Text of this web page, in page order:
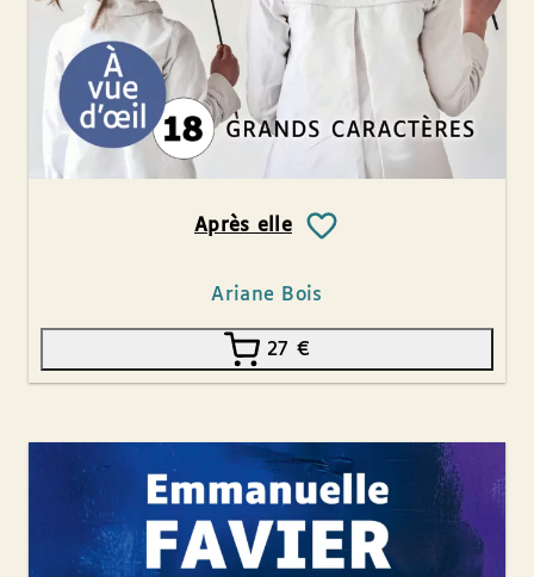
Après elle
Ariane Bois
27 €